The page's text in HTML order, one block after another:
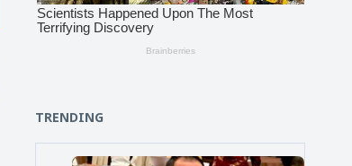
TRENDING